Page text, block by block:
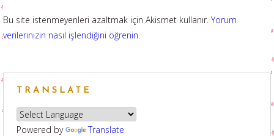
Bu site istenmeyenleri azaltmak için Akismet kullanır. Yorum
verilerinizin nasıl işlendiğini öğrenin.
TRANSLATE
Powered by Translate